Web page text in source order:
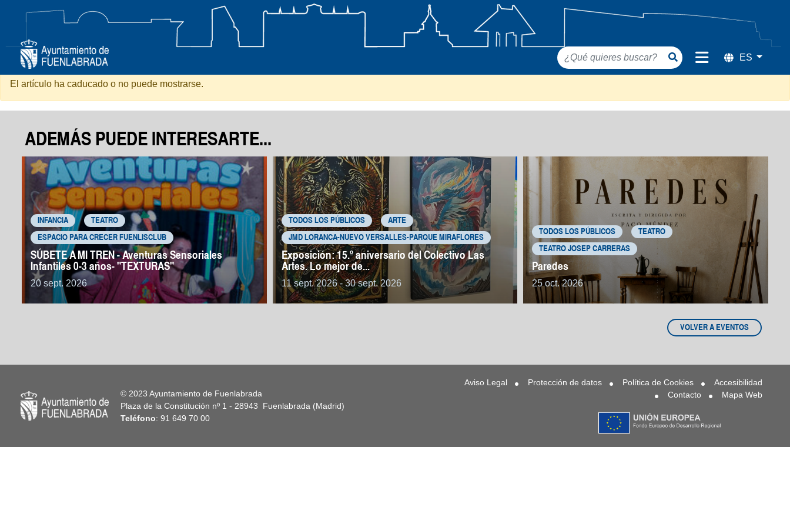
Entrega Trofeos Deporte Escolar 2026
El artículo ha caducado o no puede mostrarse.
ADEMÁS PUEDE INTERESARTE...
INFANCIA TEATRO
ESPACIO PARA CRECER FUENLISCLUB
SÚBETE A MI TREN - Aventuras Sensoriales
Infantiles 0-3 años- "TEXTURAS"
20 sept. 2026
TODOS LOS PÚBLICOS ARTE
JMD LORANCA-NUEVO VERSALLES-PARQUE MIRAFLORES
Exposición: 15.º aniversario del Colectivo Las
Artes. Lo mejor de...
11 sept. 2026 - 30 sept. 2026
TODOS LOS PÚBLICOS TEATRO
TEATRO JOSEP CARRERAS
Paredes
25 oct. 2026
VOLVER A EVENTOS
© 2023 Ayuntamiento de Fuenlabrada
Plaza de la Constitución nº 1 - 28943 Fuenlabrada (Madrid)
Teléfono: 91 649 70 00
Aviso Legal Protección de datos Política de Cookies
Accesibilidad
Contacto
Mapa Web